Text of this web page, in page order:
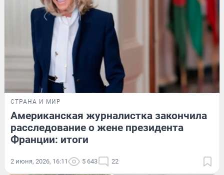
СТРАНА И МИР
Американская журналистка закончила
расследование о жене президента
Франции: итоги
2 июня, 2026, 16:11 5 643 22